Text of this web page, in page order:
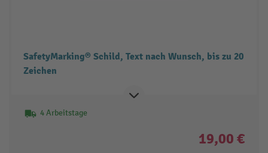
SafetyMarking® Schild, Text nach Wunsch, bis zu 20
Zeichen
4 Arbeitstage
19,00 €